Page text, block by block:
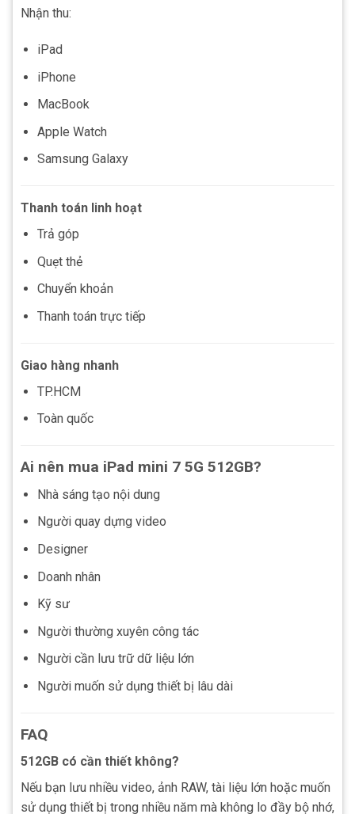
Nhận thu:
iPad
iPhone
MacBook
Apple Watch
Samsung Galaxy
Thanh toán linh hoạt
Trả góp
Quẹt thẻ
Chuyển khoản
Thanh toán trực tiếp
Giao hàng nhanh
TP.HCM
Toàn quốc
Ai nên mua iPad mini 7 5G 512GB?
Nhà sáng tạo nội dung
Người quay dựng video
Designer
Doanh nhân
Kỹ sư
Người thường xuyên công tác
Người cần lưu trữ dữ liệu lớn
Người muốn sử dụng thiết bị lâu dài
FAQ
512GB có cần thiết không?
Nếu bạn lưu nhiều video, ảnh RAW, tài liệu lớn hoặc muốn
sử dụng thiết bị trong nhiều năm mà không lo đầy bộ nhớ,